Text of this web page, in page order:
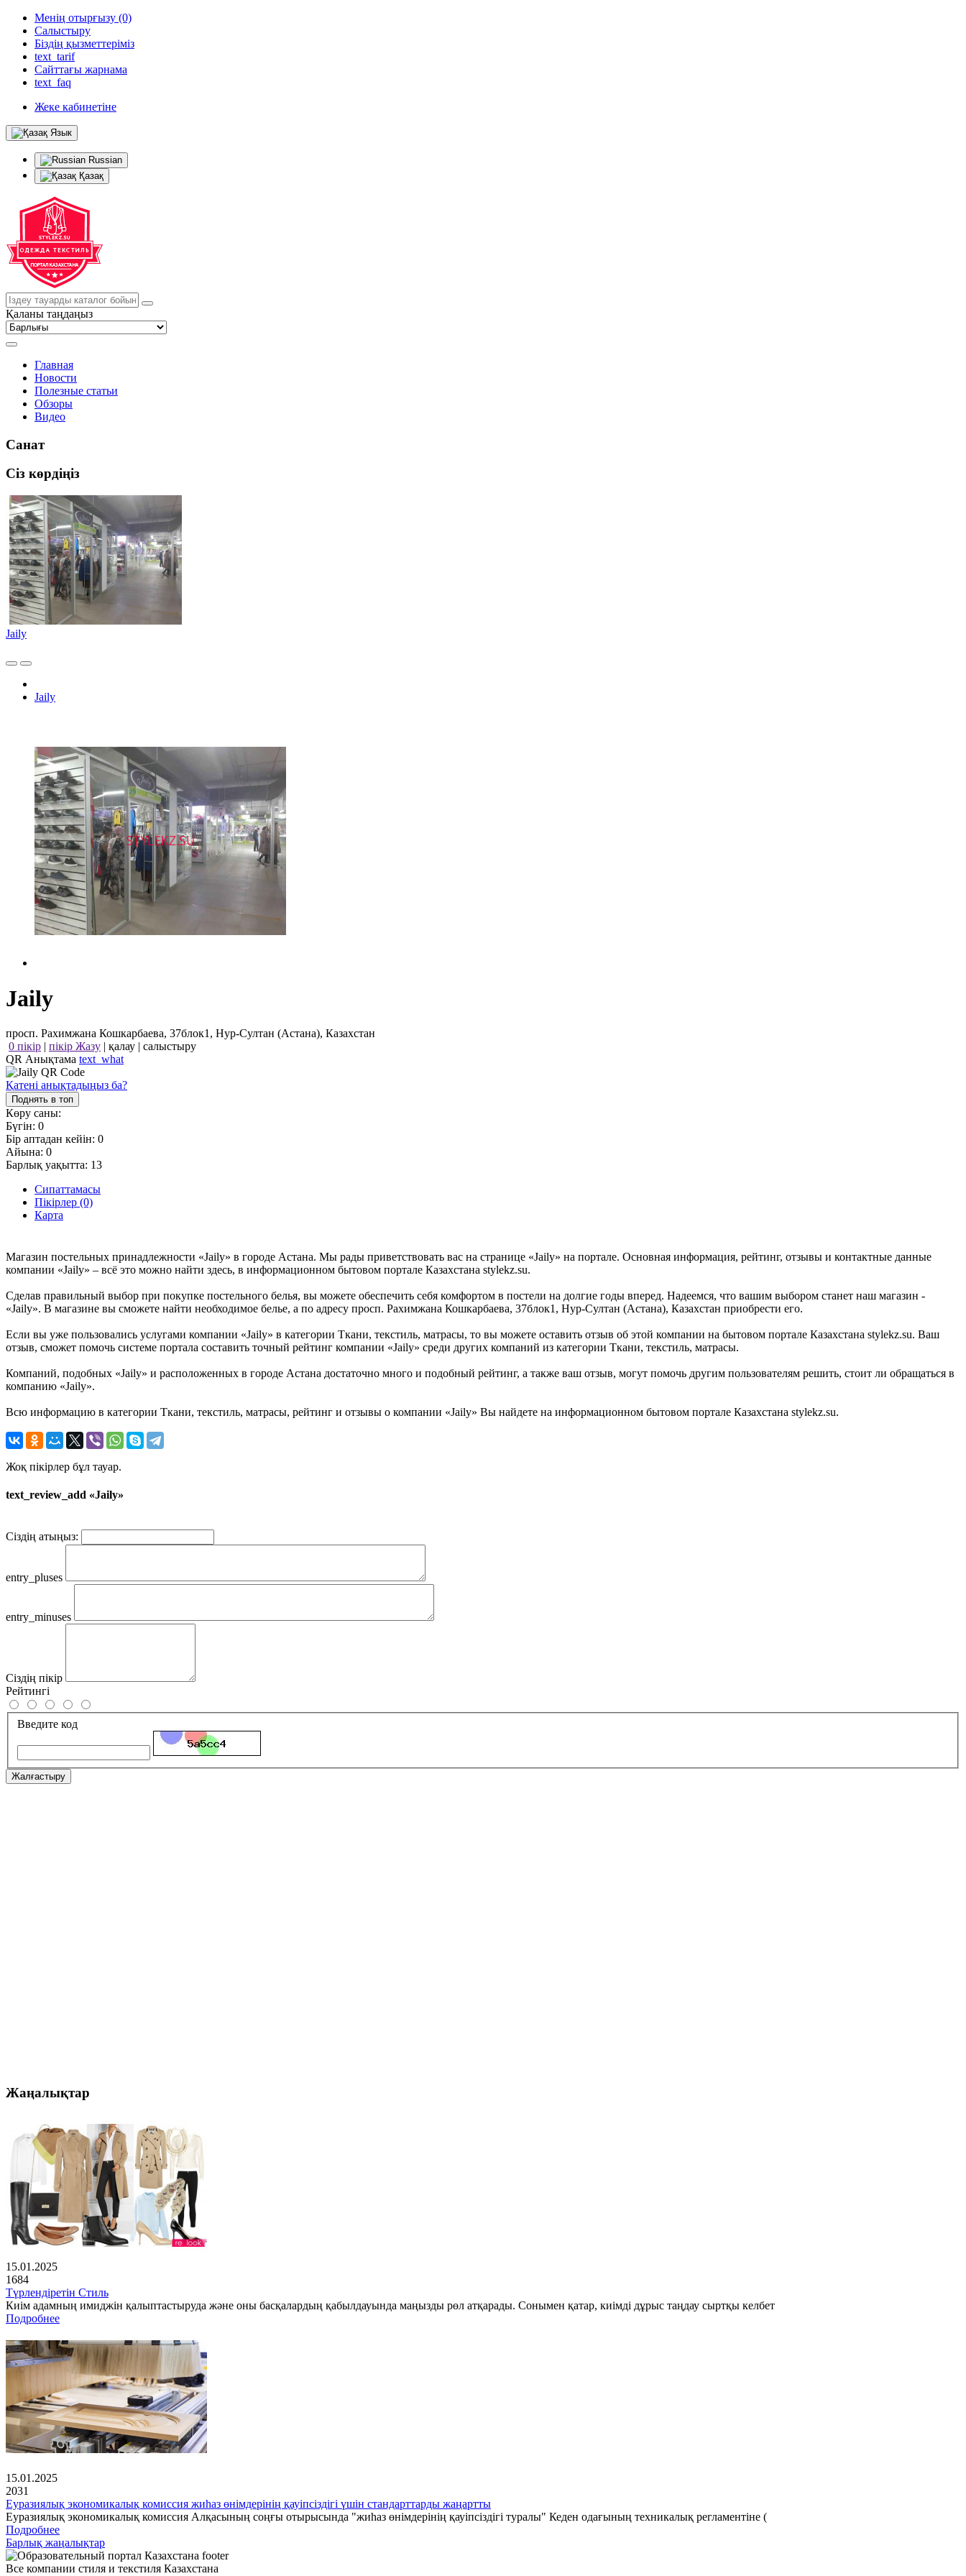
Менің отырғызу (0)
Салыстыру
Біздің қызметтеріміз
text_tarif
Сайттағы жарнама
text_faq
Жеке кабинетіне
Язык
Russian
Қазақ
Қаланы таңдаңыз
Главная
Новости
Полезные статьи
Обзоры
Видео
Санат
Сіз көрдіңіз
Jaily
Jaily
Jaily
просп. Рахимжана Кошкарбаева, 37блок1, Нур-Султан (Астана), Казахстан
0 пікір | пікір Жазу | қалау | салыстыру
QR Анықтама text_what
Қатені анықтадыңыз ба?
Поднять в топ
Көру саны:
Бүгін: 0
Бір аптадан кейін: 0
Айына: 0
Барлық уақытта: 13
Сипаттамасы
Пікірлер (0)
Карта
Магазин постельных принадлежности «Jaily» в городе Астана. Мы рады приветствовать вас на странице «Jaily» на портале. Основная информация, рейтинг, отзывы и контактные данные
компании «Jaily» – всё это можно найти здесь, в информационном бытовом портале Казахстана stylekz.su.
Сделав правильный выбор при покупке постельного белья, вы можете обеспечить себя комфортом в постели на долгие годы вперед. Надеемся, что вашим выбором станет наш магазин -
«Jaily». В магазине вы сможете найти необходимое белье, а по адресу просп. Рахимжана Кошкарбаева, 37блок1, Нур-Султан (Астана), Казахстан приобрести его.
Если вы уже пользовались услугами компании «Jaily» в категории Ткани, текстиль, матрасы, то вы можете оставить отзыв об этой компании на бытовом портале Казахстана stylekz.su. Ваш
отзыв, сможет помочь системе портала составить точный рейтинг компании «Jaily» среди других компаний из категории Ткани, текстиль, матрасы.
Компаний, подобных «Jaily» и расположенных в городе Астана достаточно много и подобный рейтинг, а также ваш отзыв, могут помочь другим пользователям решить, стоит ли обращаться в
компанию «Jaily».
Всю информацию в категории Ткани, текстиль, матрасы, рейтинг и отзывы о компании «Jaily» Вы найдете на информационном бытовом портале Казахстана stylekz.su.
Жоқ пікірлер бұл тауар.
text_review_add «Jaily»
Сіздің атыңыз:
entry_pluses
entry_minuses
Сіздің пікір
Рейтингі
Введите код
Жалғастыру
Жаңалықтар
15.01.2025
1684
Түрлендіретін Стиль
Киім адамның имиджін қалыптастыруда және оны басқалардың қабылдауында маңызды рөл атқарады. Сонымен қатар, киімді дұрыс таңдау сыртқы келбет
Подробнее
15.01.2025
2031
Еуразиялық экономикалық комиссия жиһаз өнімдерінің қауіпсіздігі үшін стандарттарды жаңартты
Еуразиялық экономикалық комиссия Алқасының соңғы отырысында "жиһаз өнімдерінің қауіпсіздігі туралы" Кеден одағының техникалық регламентіне (
Подробнее
Барлық жаңалықтар
Все компании стиля и текстиля Казахстана